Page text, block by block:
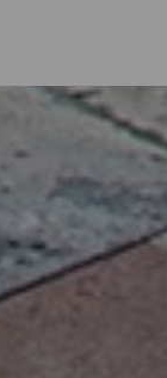
auf La
inmitten der
La Palma bietet
auf der Isla